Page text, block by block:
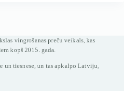
vingrošanas preču veikals, kas
kopš 2015. gada.
un tiesnese, un tas apkalpo Latviju,